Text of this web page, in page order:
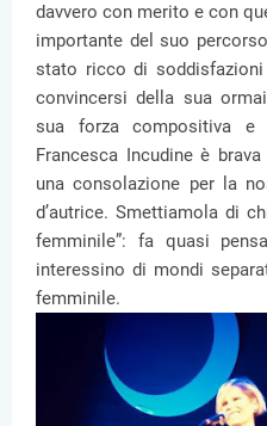
davvero con merito e con
importante del suo
stato ricco di
convincersi della sua
sua forza compositiva
Francesca Incudine è
una consolazione per la
d’autrice. Smettiamola di
femminile”: fa quasi
interessino di mondi
femminile.